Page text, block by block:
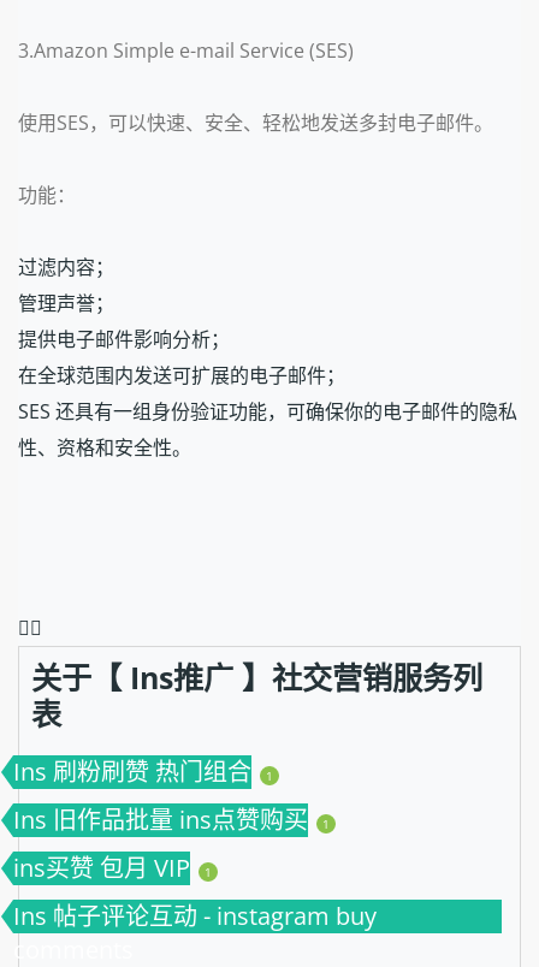
3.Amazon Simple e-mail Service (SES)
使用SES，可以快速、安全、轻松地发送多封电子邮件。
功能：
过滤内容；
管理声誉；
提供电子邮件影响分析；
在全球范围内发送可扩展的电子邮件；
SES 还具有一组身份验证功能，可确保你的电子邮件的隐私
性、资格和安全性。
❤️‍🔥
关于【 Ins推广 】社交营销服务列
表
Ins 刷粉刷赞 热门组合 1
Ins 旧作品批量 ins点赞购买 1
ins买赞 包月 VIP 1
Ins 帖子评论互动 - instagram buy
comments